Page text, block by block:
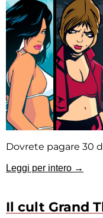
Dovrete pagare 30
Leggi per intero →
Il cult Grand